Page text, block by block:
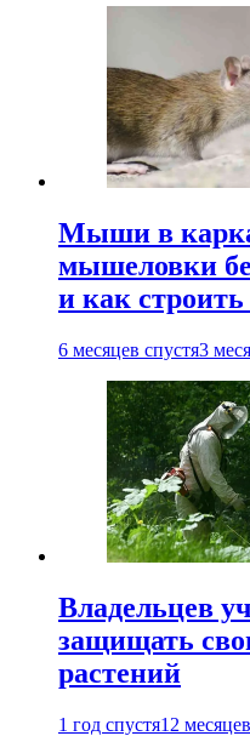
Мыши в
мышеловки
и как
6 месяцев спустя3
Владельцев
защищать
растений
1 год спустя12